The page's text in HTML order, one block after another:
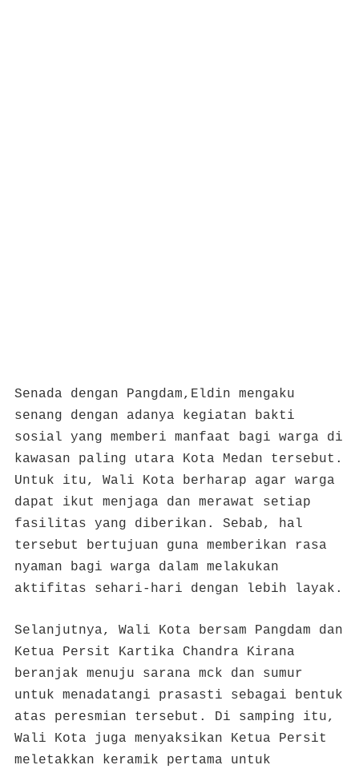
Senada dengan Pangdam,Eldin mengaku
senang dengan adanya kegiatan bakti
sosial yang memberi manfaat bagi warga di
kawasan paling utara Kota Medan tersebut.
Untuk itu, Wali Kota berharap agar warga
dapat ikut menjaga dan merawat setiap
fasilitas yang diberikan. Sebab, hal
tersebut bertujuan guna memberikan rasa
nyaman bagi warga dalam melakukan
aktifitas sehari-hari dengan lebih layak.
Selanjutnya, Wali Kota bersam Pangdam dan
Ketua Persit Kartika Chandra Kirana
beranjak menuju sarana mck dan sumur
untuk menadatangi prasasti sebagai bentuk
atas peresmian tersebut. Di samping itu,
Wali Kota juga menyaksikan Ketua Persit
meletakkan keramik pertama untuk